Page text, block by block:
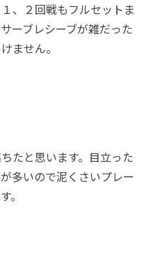
、２回戦もフルセットま
ーブレシーブが雑だった
ません。
たと思います。目立った
多いので泥くさいプレー
。